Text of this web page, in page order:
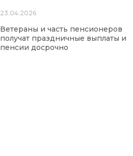
23.04.2026
Ветераны и часть пенсионеров
получат праздничные выплаты и
пенсии досрочно